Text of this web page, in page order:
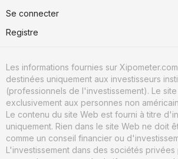
Se connecter
Registre
Les informations fournies sur
destinées uniquement aux investisseurs
(professionnels de l'investissement). Le
exclusivement aux personnes non
Le contenu du site Web est fourni à titre
uniquement. Rien dans le site Web ne doit
comme un conseil financier ou
L'investissement dans des sociétés